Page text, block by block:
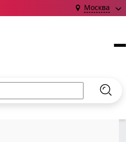
Москва
кнопку «Найти», чтобы